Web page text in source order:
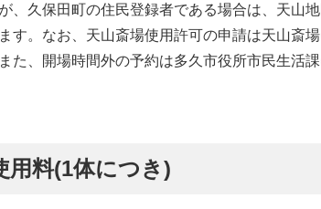
、久保田町の住民登録者である場合は、天山
す。なお、天山斎場使用許可の申請は天山斎
た、開場時間外の予約は多久市役所市民生活
用料(1体につき)